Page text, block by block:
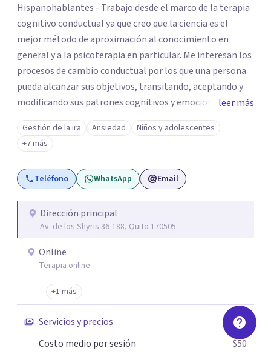
Hispanohablantes - Trabajo desde el marco de la terapia
cognitivo conductual ya que creo que la ciencia es el
mejor método de aproximación al conocimiento en
general y a la psicoterapia en particular. Me interesan los
procesos de cambio conductual por los que una persona
pueda alcanzar sus objetivos, transitando, aceptando y
modificando sus patrones cognitivos y emocionales.
Abordo patologías específicas como trastornos de
ansiedad y del ánimo, y también crisis vitales y procesos
de crecimiento personal.
leer más
Gestión de la ira Ansiedad
Niños y adolescentes
+7 más
Teléfono WhatsApp Email
Dirección principal
Av. de los Shyris 36-188, Quito 170505
Online
Terapia online
+1 más
Servicios y precios
Costo medio por sesión
$50